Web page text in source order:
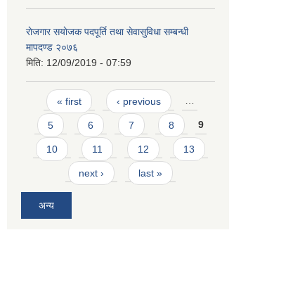
राेजगार स‌याेजक पदपूर्ति तथा सेवासुविधा सम्बन्धी
मापदण्ड २०७६
मिति: 12/09/2019 - 07:59
Pages
« first ‹ previous …
5 6 7 8 9
10 11 12 13
next › last »
अन्य